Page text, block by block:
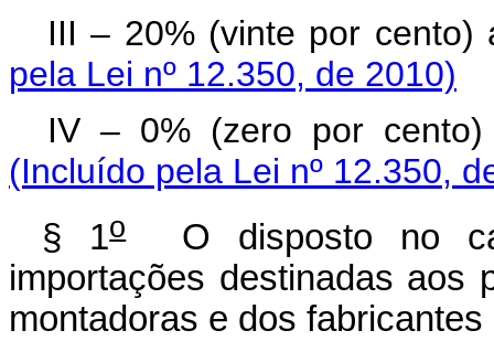
III – 20% (vinte por
pela Lei nº 12.350, de 2010)
IV – 0% (zero por
(Incluído pela Lei nº 12.350,
§ 1oO disposto no
importações destinadas aos
montadoras e dos fabricantes